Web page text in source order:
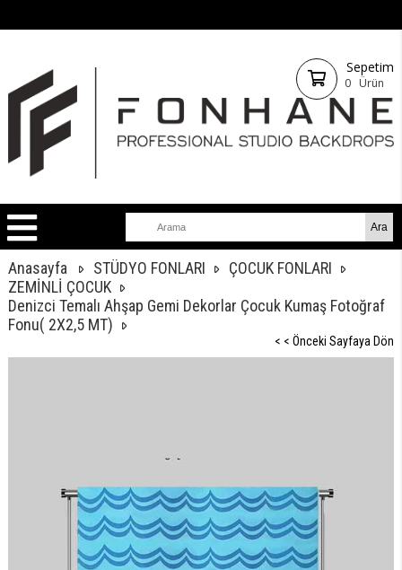
Sepetim
0 Ürün
Anasayfa STÜDYO FONLARI
ÇOCUK FONLARI
ZEMİNLİ ÇOCUK
Denizci Temalı Ahşap Gemi Dekorlar Çocuk Kumaş Fotoğraf
Fonu( 2X2,5 MT)
< < Önceki Sayfaya Dön